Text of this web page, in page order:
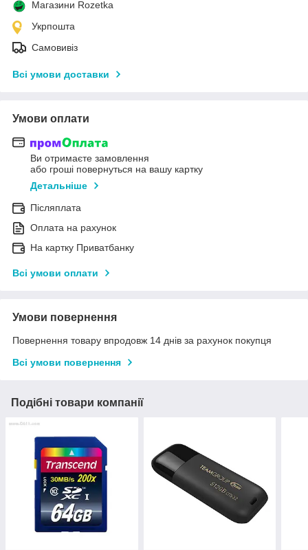
Магазини Rozetka
Укрпошта
Самовивіз
Всі умови доставки
Умови оплати
Ви отримаєте замовлення
або гроші повернуться на вашу картку
Детальніше
Післяплата
Оплата на рахунок
На картку Приватбанку
Всі умови оплати
Умови повернення
Повернення товару впродовж 14 днів за рахунок покупця
Всі умови повернення
Подібні товари компанії